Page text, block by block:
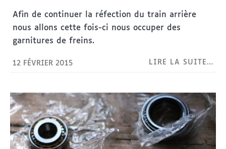
Afin de continuer la réfection du train arrière
nous allons cette fois-ci nous occuper des
garnitures de freins.
12 FÉVRIER 2015 LIRE LA SUITE…